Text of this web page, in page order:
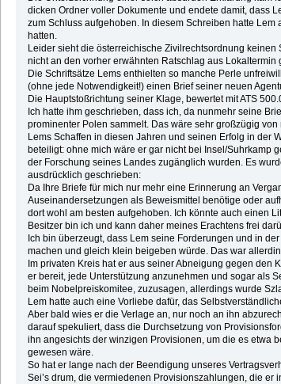
dicken Ordner voller Dokumente und endete damit, dass
zum Schluss aufgehoben. In diesem Schreiben hatte
hatten.
Leider sieht die österreichische Zivilrechtsordnung
nicht an den vorher erwähnten Ratschlag aus Lokaltermin
Die Schriftsätze Lems enthielten so manche Perle
(ohne jede Notwendigkeit!) einen Brief seiner neuen
Die Hauptstoßrichtung seiner Klage, bewertet mit ATS
Ich hatte ihm geschrieben, dass ich, da nunmehr seine
prominenter Polen sammelt. Das wäre sehr großzügig
Lems Schaffen in diesen Jahren und seinen Erfolg in der
beteiligt: ohne mich wäre er gar nicht bei Insel/Suhrkamp
der Forschung seines Landes zugänglich wurden. Es
ausdrücklich geschrieben:
Da Ihre Briefe für mich nur mehr eine Erinnerung an
Auseinandersetzungen als Beweismittel benötige oder
dort wohl am besten aufgehoben. Ich könnte auch einen
Besitzer bin ich und kann daher meines Erachtens frei
Ich bin überzeugt, dass Lem seine Forderungen und in
machen und gleich klein beigeben würde. Das war
Im privaten Kreis hat er aus seiner Abneigung gegen den
er bereit, jede Unterstützung anzunehmen und sogar als
beim Nobelpreiskomitee, zuzusagen, allerdings wurde
Lem hatte auch eine Vorliebe dafür, das
Aber bald wies er die Verlage an, nur noch an ihn
darauf spekuliert, dass die Durchsetzung von
ihn angesichts der winzigen Provisionen, um die es etwa
gewesen wäre.
So hat er lange nach der Beendigung unseres
Sei’s drum, die vermiedenen Provisionszahlungen, die